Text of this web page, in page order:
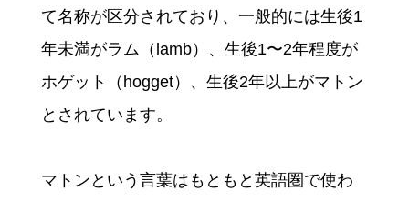
て名称が区分されており、一般的には生後1
年未満がラム（lamb）、生後1〜2年程度が
ホゲット（hogget）、生後2年以上がマトン
とされています。
マトンという言葉はもともと英語圏で使わ